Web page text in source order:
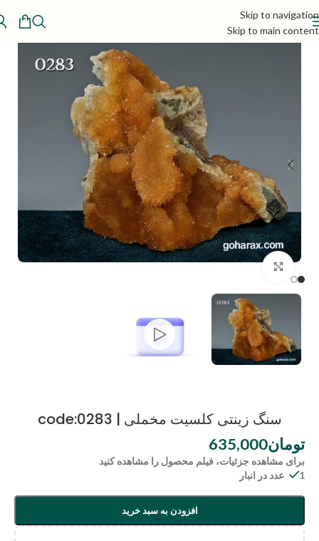
Skip to navigation
Skip to main content
سنگ زینتی کلسیت مخملی | code:0283
تومان635,000
برای مشاهده جزئیات، فیلم محصول را مشاهده کنید
1 عدد در انبار
افزودن به سبد خرید